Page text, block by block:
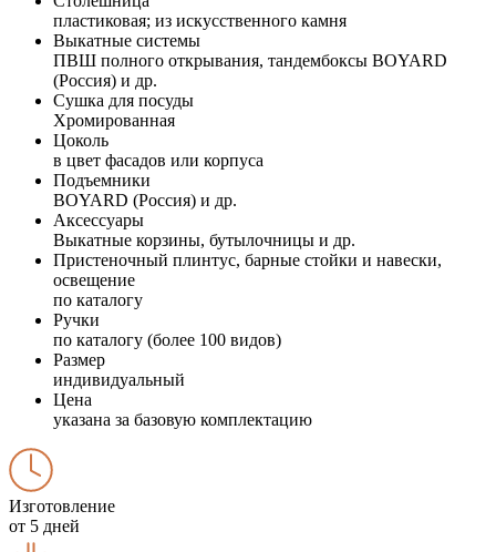
пластиковая; из искусственного камня
Выкатные системы
ПВШ полного открывания, тандембоксы BOYARD
(Россия) и др.
Сушка для посуды
Хромированная
Цоколь
в цвет фасадов или корпуса
Подъемники
BOYARD (Россия) и др.
Аксессуары
Выкатные корзины, бутылочницы и др.
Пристеночный плинтус, барные стойки и навески,
освещение
по каталогу
Ручки
по каталогу (более 100 видов)
Размер
индивидуальный
Цена
указана за базовую комплектацию
Изготовление
от 5 дней